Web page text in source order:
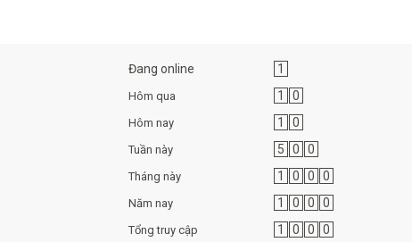
Đang online 1
Hôm qua 1 0
Hôm nay 1 0
Tuần này 5 0 0
Tháng này 1 0 0 0
Năm nay 1 0 0 0
Tổng truy cập 1 0 0 0